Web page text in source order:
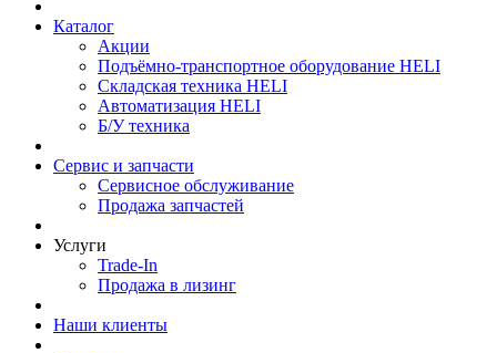
Каталог
Акции
Подъёмно-транспортное оборудование HELI
Складская техника HELI
Автоматизация HELI
Б/У техника
Сервис и запчасти
Сервисное обслуживание
Продажа запчастей
Услуги
Trade-In
Продажа в лизинг
Наши клиенты